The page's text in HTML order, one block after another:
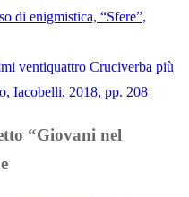
di enigmistica, “Sfere”,
ventiquattro Cruciverba più
Iacobelli, 2018, pp. 208
“Giovani nel